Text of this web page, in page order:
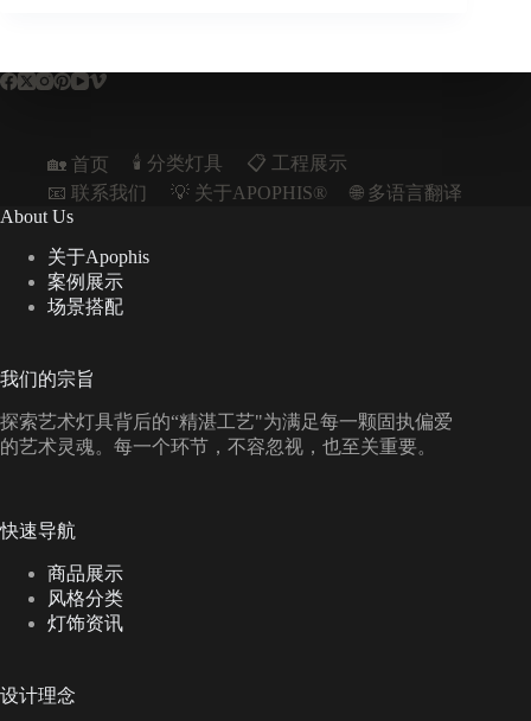
🏡 首页 🕯️ 分类灯具
📋︎ 工程展示
📧 联系我们
💡 关于APOPHIS®
🌐 多语言翻译
About Us
关于Apophis
案例展示
场景搭配
我们的宗旨
探索艺术灯具背后的“精湛工艺"为满足每一颗固执偏爱
的艺术灵魂。每一个环节，不容忽视，也至关重要。
快速导航
商品展示
风格分类
灯饰资讯
设计理念